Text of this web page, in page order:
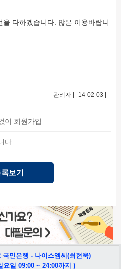
다하겠습니다. 많은 이용바랍니
관리자 14-02-03
이 회원가입
다.
보기
국민은행 - 나이스엠씨(최현욱)
요일 09:00 ~ 24:00까지 )